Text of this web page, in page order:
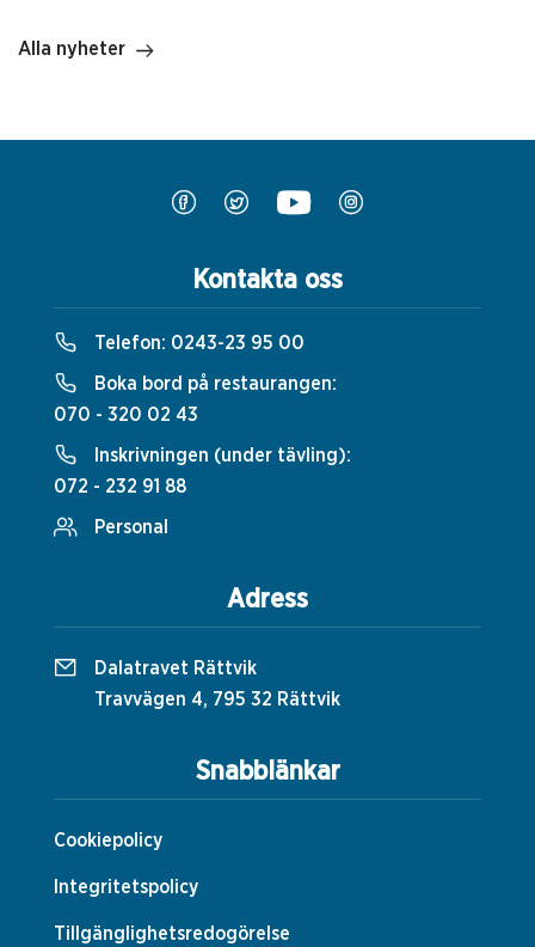
Alla nyheter
Snabblänkar
Cookiepolicy
Integritetspolicy
Tillgänglighetsredogörelse
Kontakta oss
Telefon: 0243-23 95 00
Boka bord på restaurangen:
070 - 320 02 43
Inskrivningen (under tävling):
072 - 232 91 88
Personal
Adress
Dalatravet Rättvik
Travvägen 4, 795 32 Rättvik